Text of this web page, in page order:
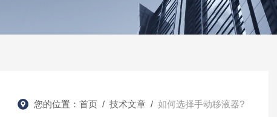
您的位置： 首页 / 技术文章 / 如何选择手动移液器?